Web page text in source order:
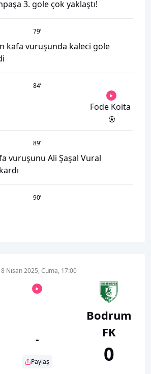
3. gole çok yaklaştı!
79’
kafa vuruşunda kaleci gole
84’
Fode Koita
89’
vuruşunu Ali Şaşal Vural
90’
Nisan 2025, Cuma, 17:00
-
Paylaş
Bodrum
FK
0